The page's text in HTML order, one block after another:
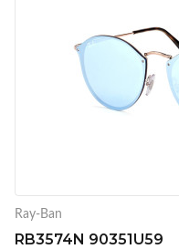
Ray-Ban
RB3574N 90351U59